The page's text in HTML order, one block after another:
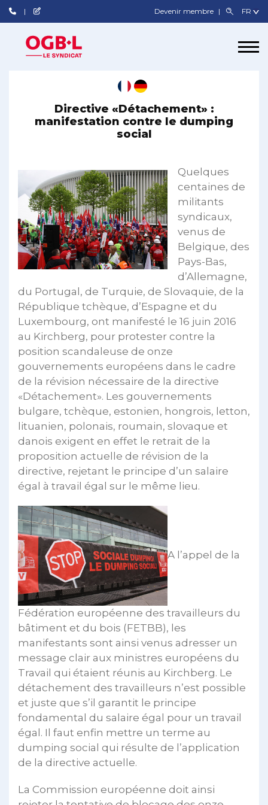
Devenir membre
Directive «Détachement» :
manifestation contre le dumping
social
Quelques
centaines de
militants
syndicaux,
venus de
Belgique, des
Pays-Bas,
d’Allemagne,
du Portugal, de Turquie, de Slovaquie, de la
République tchèque, d’Espagne et du
Luxembourg, ont manifesté le 16 juin 2016
au Kirchberg, pour protester contre la
position scandaleuse de onze
gouvernements européens dans le cadre
de la révision nécessaire de la directive
«Détachement». Les gouvernements
bulgare, tchèque, estonien, hongrois, letton,
lituanien, polonais, roumain, slovaque et
danois exigent en effet le retrait de la
proposition actuelle de révision de la
directive, rejetant le principe d’un salaire
égal à travail égal sur le même lieu.
A l’appel de la
Fédération européenne des travailleurs du
bâtiment et du bois (FETBB), les
manifestants sont ainsi venus adresser un
message clair aux ministres européens du
Travail qui étaient réunis au Kirchberg. Le
détachement des travailleurs n’est possible
et juste que s’il garantit le principe
fondamental du salaire égal pour un travail
égal. Il faut enfin mettre un terme au
dumping social qui résulte de l’application
de la directive actuelle.
La Commission européenne doit ainsi